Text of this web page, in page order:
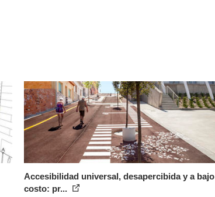
Accesibilidad universal, desapercibida y a bajo
costo: pr...